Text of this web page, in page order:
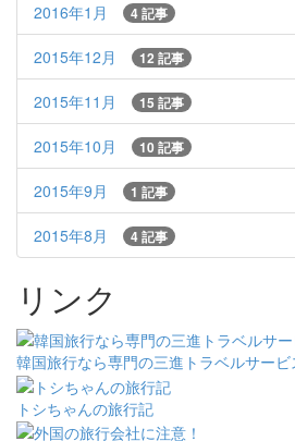
2016年1月 4 記事
2015年12月 12 記事
2015年11月 15 記事
2015年10月 10 記事
2015年9月 1 記事
2015年8月 4 記事
リンク
韓国旅行なら専門の三進トラベルサービ
トシちゃんの旅行記